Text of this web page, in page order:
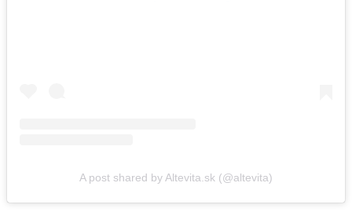
A post shared by Altevita.sk (@altevita)